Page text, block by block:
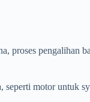
proses pengalihan
motor untuk